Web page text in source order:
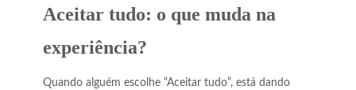
Aceitar tudo: o que muda na
experiência?
Quando alguém escolhe “Aceitar tudo”, está dando